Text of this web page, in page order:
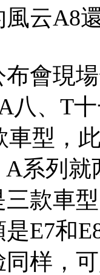
風云A8
布會現
八、T
車型，
A系列
款車
E7和
样，